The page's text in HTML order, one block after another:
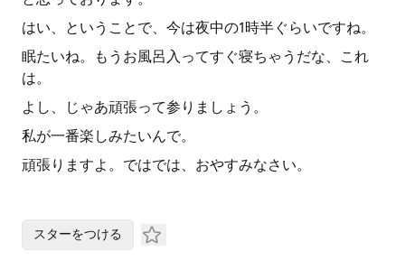
はい、ということで、今は夜中の1時半ぐらいですね。
眠たいね。もうお風呂入ってすぐ寝ちゃうだな、これ
は。
よし、じゃあ頑張って参りましょう。
私が一番楽しみたいんで。
頑張りますよ。ではでは、おやすみなさい。
スターをつける